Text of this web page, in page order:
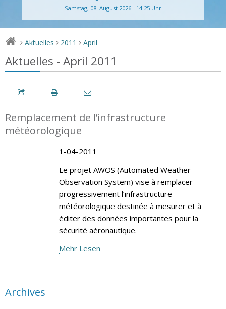
Samstag, 08. August 2026 - 14:25 Uhr
> Aktuelles > 2011 > April
Aktuelles - April 2011
Remplacement de l’infrastructure
météorologique
1-04-2011
Le projet AWOS (Automated Weather
Observation System) vise à remplacer
progressivement l’infrastructure
météorologique destinée à mesurer et à
éditer des données importantes pour la
sécurité aéronautique.
Mehr Lesen
Archives